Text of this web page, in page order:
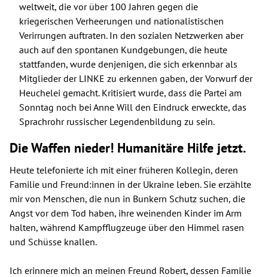
weltweit, die vor über 100 Jahren gegen die
kriegerischen Verheerungen und nationalistischen
Verirrungen auftraten. In den sozialen Netzwerken aber
auch auf den spontanen Kundgebungen, die heute
stattfanden, wurde denjenigen, die sich erkennbar als
Mitglieder der LINKE zu erkennen gaben, der Vorwurf der
Heuchelei gemacht. Kritisiert wurde, dass die Partei am
Sonntag noch bei Anne Will den Eindruck erweckte, das
Sprachrohr russischer Legendenbildung zu sein.
Die Waffen nieder! Humanitäre Hilfe jetzt.
Heute telefonierte ich mit einer früheren Kollegin, deren
Familie und Freund:innen in der Ukraine leben. Sie erzählte
mir von Menschen, die nun in Bunkern Schutz suchen, die
Angst vor dem Tod haben, ihre weinenden Kinder im Arm
halten, während Kampfflugzeuge über den Himmel rasen
und Schüsse knallen.
Ich erinnere mich an meinen Freund Robert, dessen Familie